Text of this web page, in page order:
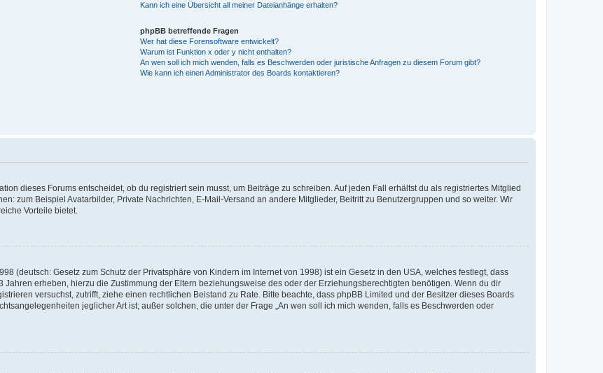
Kann ich eine Übersicht all meiner Dateianhänge erhalten?
phpBB betreffende Fragen
Wer hat diese Forensoftware entwickelt?
Warum ist Funktion x oder y nicht enthalten?
An wen soll ich mich wenden, falls es Beschwerden oder juristische Anfragen zu diesem Forum gibt?
Wie kann ich einen Administrator des Boards kontaktieren?
dieses Forums entscheidet, ob du registriert sein musst, um Beiträge zu schreiben. Auf jeden Fall erhältst du als registriertes Mitglied
zum Beispiel Avatarbilder, Private Nachrichten, E-Mail-Versand an andere Mitglieder, Beitritt zu Benutzergruppen und so weiter. Wir
Vorteile bietet.
(deutsch: Gesetz zum Schutz der Privatsphäre von Kindern im Internet von 1998) ist ein Gesetz in den USA, welches festlegt, dass
erheben, hierzu die Zustimmung der Eltern beziehungsweise des oder der Erziehungsberechtigten benötigen. Wenn du dir
versuchst, zutrifft, ziehe einen rechtlichen Beistand zu Rate. Bitte beachte, dass phpBB Limited und der Besitzer dieses Boards
jeglicher Art ist; außer solchen, die unter der Frage „An wen soll ich mich wenden, falls es Beschwerden oder